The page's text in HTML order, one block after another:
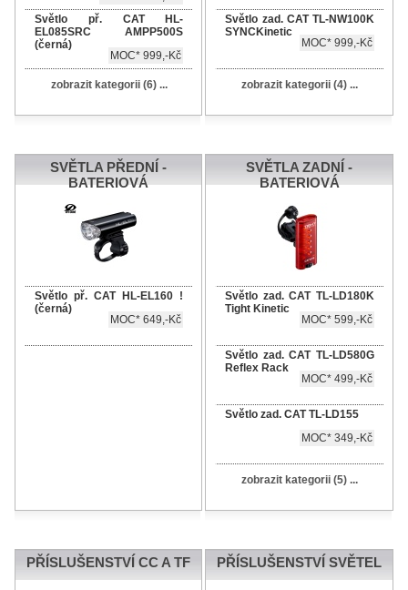
Světlo př. CAT HL-
EL085SRC AMPP500S
(černá)
MOC* 999,-Kč
zobrazit kategorii (6) ...
Světlo zad. CAT TL-NW100K
SYNCKinetic
MOC* 999,-Kč
zobrazit kategorii (4) ...
SVĚTLA PŘEDNÍ -
BATERIOVÁ
Světlo př. CAT HL-EL160 !
(černá)
MOC* 649,-Kč
SVĚTLA ZADNÍ -
BATERIOVÁ
Světlo zad. CAT TL-LD180K
Tight Kinetic
MOC* 599,-Kč
Světlo zad. CAT TL-LD580G
Reflex Rack
MOC* 499,-Kč
Světlo zad. CAT TL-LD155
MOC* 349,-Kč
zobrazit kategorii (5) ...
PŘÍSLUŠENSTVÍ CC A TF PŘÍSLUŠENSTVÍ SVĚTEL